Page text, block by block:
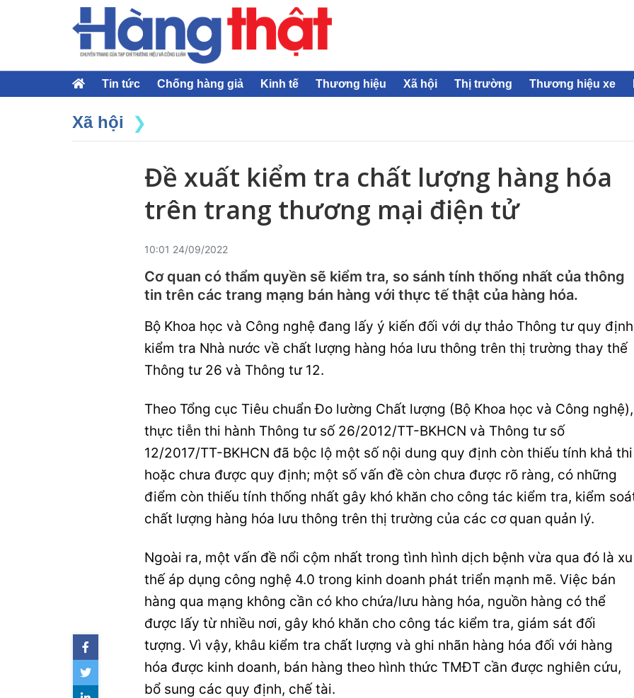
Tin tức Chống hàng giả Kinh tế Thương hiệu Xã hội Thị trường Thương hiệu xe
Xã hội
Đề xuất kiểm tra chất lượng hàng hóa
trên trang thương mại điện tử
10:01 24/09/2022
Cơ quan có thẩm quyền sẽ kiểm tra, so sánh tính thống nhất của thông
tin trên các trang mạng bán hàng với thực tế thật của hàng hóa.
Bộ Khoa học và Công nghệ đang lấy ý kiến đối với dự thảo Thông tư quy định
kiểm tra Nhà nước về chất lượng hàng hóa lưu thông trên thị trường thay thế
Thông tư 26 và Thông tư 12.
Theo Tổng cục Tiêu chuẩn Đo lường Chất lượng (Bộ Khoa học và Công nghệ),
thực tiễn thi hành Thông tư số 26/2012/TT-BKHCN và Thông tư số
12/2017/TT-BKHCN đã bộc lộ một số nội dung quy định còn thiếu tính khả thi
hoặc chưa được quy định; một số vấn đề còn chưa được rõ ràng, có những
điểm còn thiếu tính thống nhất gây khó khăn cho công tác kiểm tra, kiểm
chất lượng hàng hóa lưu thông trên thị trường của các cơ quan quản lý.
Ngoài ra, một vấn đề nổi cộm nhất trong tình hình dịch bệnh vừa qua đó là xu
thế áp dụng công nghệ 4.0 trong kinh doanh phát triển mạnh mẽ. Việc bán
hàng qua mạng không cần có kho chứa/lưu hàng hóa, nguồn hàng có thể
được lấy từ nhiều nơi, gây khó khăn cho công tác kiểm tra, giám sát đối
tượng. Vì vậy, khâu kiểm tra chất lượng và ghi nhãn hàng hóa đối với hàng
hóa được kinh doanh, bán hàng theo hình thức TMĐT cần được nghiên cứu,
bổ sung các quy định, chế tài.